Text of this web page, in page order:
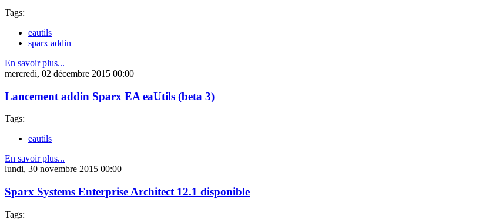
Tags:
eautils
sparx addin
En savoir plus...
mercredi, 02 décembre 2015 00:00
Lancement addin Sparx EA eaUtils (beta 3)
Tags:
eautils
En savoir plus...
lundi, 30 novembre 2015 00:00
Sparx Systems Enterprise Architect 12.1 disponible
Tags: